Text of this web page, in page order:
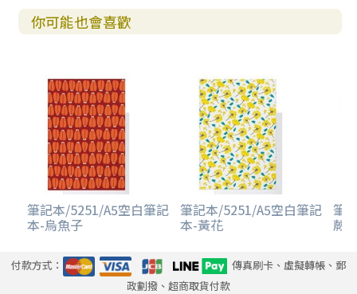
你可能也會喜歡
筆記本/5251/A5空白筆記
本-烏魚子
筆記本/5251/A5空白筆記
本-黃花
筆
蕨
付款方式：
傳真刷卡、虛擬轉帳、郵
政劃撥、超商取貨付款